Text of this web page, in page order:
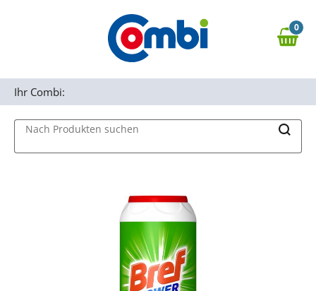
Zur Navigation springen
0,00 €
0
Nach Produkten suchen
Ihr Combi: